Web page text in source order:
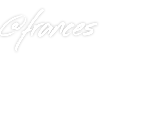
@frances